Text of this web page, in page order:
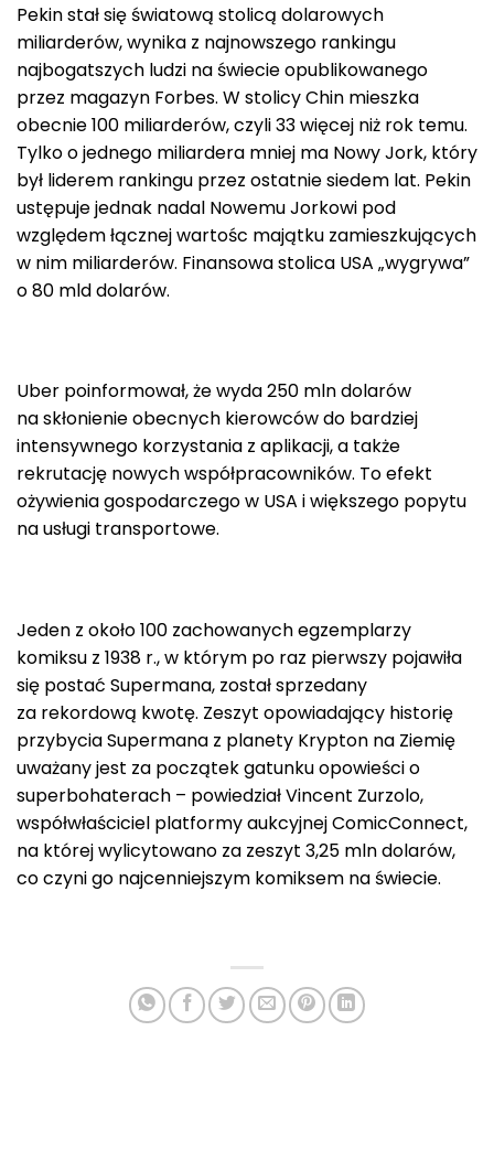
Pekin stał się światową stolicą dolarowych
miliarderów, wynika z najnowszego rankingu
najbogatszych ludzi na świecie opublikowanego
przez magazyn Forbes. W stolicy Chin mieszka
obecnie 100 miliarderów, czyli 33 więcej niż rok temu.
Tylko o jednego miliardera mniej ma Nowy Jork, który
był liderem rankingu przez ostatnie siedem lat. Pekin
ustępuje jednak nadal Nowemu Jorkowi pod
względem łącznej wartośc majątku zamieszkujących
w nim miliarderów. Finansowa stolica USA „wygrywa”
o 80 mld dolarów.
Uber poinformował, że wyda 250 mln dolarów
na skłonienie obecnych kierowców do bardziej
intensywnego korzystania z aplikacji, a także
rekrutację nowych współpracowników. To efekt
ożywienia gospodarczego w USA i większego popytu
na usługi transportowe.
Jeden z około 100 zachowanych egzemplarzy
komiksu z 1938 r., w którym po raz pierwszy pojawiła
się postać Supermana, został sprzedany
za rekordową kwotę. Zeszyt opowiadający historię
przybycia Supermana z planety Krypton na Ziemię
uważany jest za początek gatunku opowieści o
superbohaterach – powiedział Vincent Zurzolo,
współwłaściciel platformy aukcyjnej ComicConnect,
na której wylicytowano za zeszyt 3,25 mln dolarów,
co czyni go najcenniejszym komiksem na świecie.